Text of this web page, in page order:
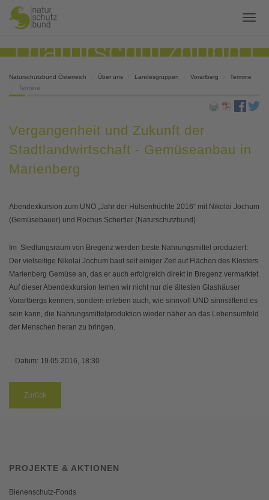
Naturschutzbund Österreich Über uns Landesgruppen Vorarlberg
Termine
Termine
Vergangenheit und Zukunft der
Stadtlandwirtschaft - Gemüseanbau in
Marienberg
Abendexkursion zum UNO „Jahr der Hülsenfrüchte 2016“ mit Nikolai Jochum
(Gemüsebauer) und Rochus Schertler (Naturschutzbund)
Im Siedlungsraum von Bregenz werden beste Nahrungsmittel produziert:
Der vielseitige Nikolai Jochum baut seit einiger Zeit auf Flächen des Klosters
Marienberg Gemüse an, das er auch erfolgreich direkt in Bregenz vermarktet.
Auf dieser Abendexkursion lernen wir nicht nur die ältesten Glashäuser
Vorarlbergs kennen, sondern erleben auch, wie sinnvoll UND sinnstiftend es
sein kann, die Nahrungsmittelproduktion wieder näher an das Lebensumfeld
der Menschen heran zu bringen.
Datum: 19.05.2016, 18:30
Zurück
PROJEKTE & AKTIONEN
Bienenschutz-Fonds